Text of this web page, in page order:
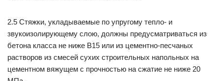
2.5 Стяжки, укладываемые по упругому тепло- и
звукоизолирующему слою, должны предусматриваться из
бетона класса не ниже В15 или из цементно-песчаных
растворов из смесей сухих строительных напольных на
цементном вяжущем с прочностью на сжатие не ниже 20